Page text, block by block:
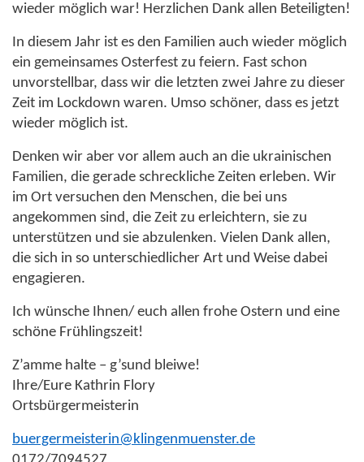
wieder möglich war! Herzlichen Dank allen Beteiligten!
In diesem Jahr ist es den Familien auch wieder möglich
ein gemeinsames Osterfest zu feiern. Fast schon
unvorstellbar, dass wir die letzten zwei Jahre zu dieser
Zeit im Lockdown waren. Umso schöner, dass es jetzt
wieder möglich ist.
Denken wir aber vor allem auch an die ukrainischen
Familien, die gerade schreckliche Zeiten erleben. Wir
im Ort versuchen den Menschen, die bei uns
angekommen sind, die Zeit zu erleichtern, sie zu
unterstützen und sie abzulenken. Vielen Dank allen,
die sich in so unterschiedlicher Art und Weise dabei
engagieren.
Ich wünsche Ihnen/ euch allen frohe Ostern und eine
schöne Frühlingszeit!
Z’amme halte – g’sund bleiwe!
Ihre/Eure Kathrin Flory
Ortsbürgermeisterin
buergermeisterin@klingenmuenster.de